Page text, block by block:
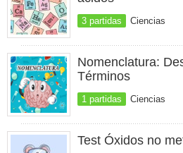
3 partidas Ciencias
Nomenclatura:
Términos
1 partidas Ciencias
Test Óxidos no